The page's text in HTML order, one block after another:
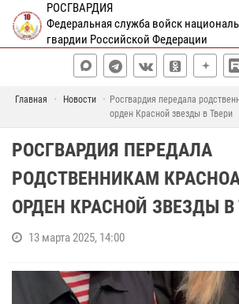
РОСГВАРДИЯ
Федеральная служба войск
гвардии Российской Федерации
Главная Новости
Росгвардия передала
орден Красной звезды в Твери
РОСГВАРДИЯ ПЕРЕДАЛА
РОДСТВЕННИКАМ
ОРДЕН КРАСНОЙ ЗВЕЗДЫ В
13 марта 2025, 14:00